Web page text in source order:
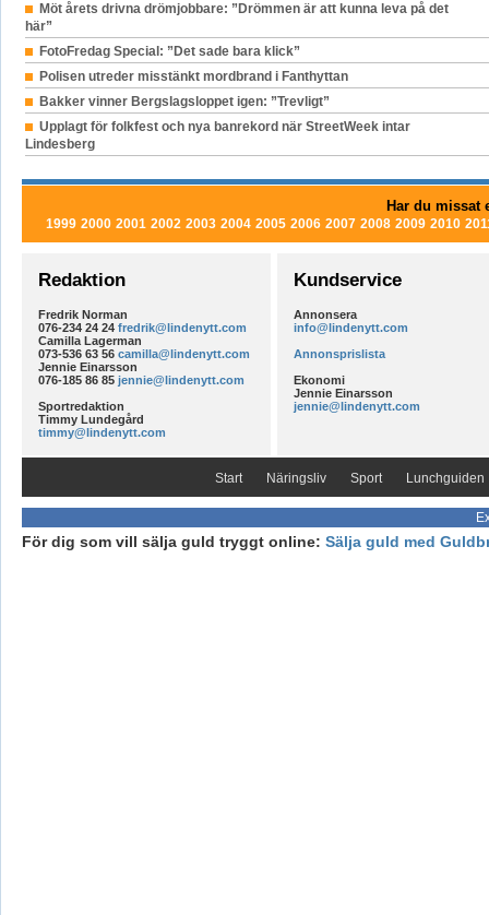
Möt årets drivna drömjobbare: ”Drömmen är att kunna leva på det
här”
FotoFredag Special: ”Det sade bara klick”
Polisen utreder misstänkt mordbrand i Fanthyttan
Bakker vinner Bergslagsloppet igen: ”Trevligt”
Upplagt för folkfest och nya banrekord när StreetWeek intar
Lindesberg
Har du missat
1999 2000 2001 2002 2003 2004 2005 2006 2007 2008 2009 2010
Redaktion
Fredrik Norman
076-234 24 24 fredrik@lindenytt.com
Camilla Lagerman
073-536 63 56 camilla@lindenytt.com
Jennie Einarsson
076-185 86 85 jennie@lindenytt.com
Sportredaktion
Timmy Lundegård
timmy@lindenytt.com
Kundservice
Annonsera
info@lindenytt.com
Annonsprislista
Ekonomi
Jennie Einarsson
jennie@lindenytt.com
Start Näringsliv Sport Lunchguiden
För dig som vill sälja guld tryggt online: Sälja guld med